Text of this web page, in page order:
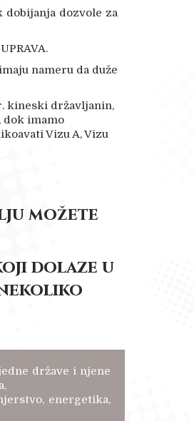
dobijanja dozvole za
nameru da duže
kineski državljanin,
dok imamo
Vizu A, Vizu
možete
dolaze u
države i njene
energetika,